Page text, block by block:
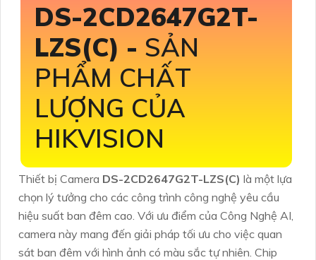
DS-2CD2647G2T-
LZS(C) - SẢN
PHẨM CHẤT
LƯỢNG CỦA
HIKVISION
Thiết bị Camera DS-2CD2647G2T-LZS(C) là một lựa
chọn lý tưởng cho các công trình công nghệ yêu cầu
hiệu suất ban đêm cao. Với ưu điểm của Công Nghệ AI,
camera này mang đến giải pháp tối ưu cho việc quan
sát ban đêm với hình ảnh có màu sắc tự nhiên. Chip